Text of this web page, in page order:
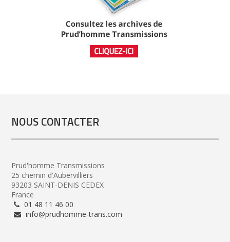
NOUS CONTACTER
Prud'homme Transmissions
25 chemin d'Aubervilliers
93203 SAINT-DENIS CEDEX
France
01 48 11 46 00
info@prudhomme-trans.com